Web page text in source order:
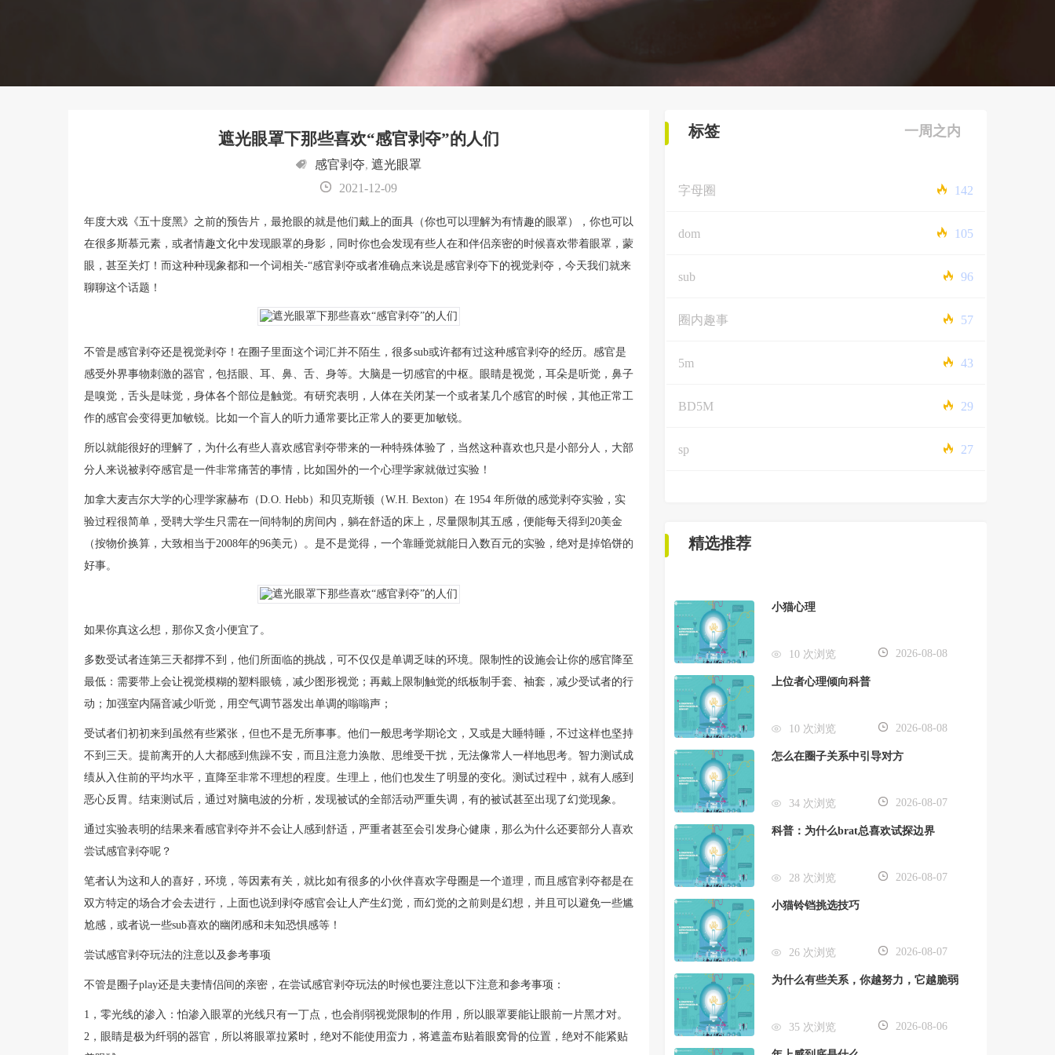
遮光眼罩下那些喜欢“感官剥夺”的人们
感官剥夺, 遮光眼罩
2021-12-09
年度大戏《五十度黑》之前的预告片，最抢眼的就是他们戴上的面具（你也可以理解为有情趣的眼罩），你也可以
在很多斯慕元素，或者情趣文化中发现眼罩的身影，同时你也会发现有些人在和伴侣亲密的时候喜欢带着眼罩，蒙
眼，甚至关灯！而这种种现象都和一个词相关-“感官剥夺或者准确点来说是感官剥夺下的视觉剥夺，今天我们就来
聊聊这个话题！
不管是感官剥夺还是视觉剥夺！在圈子里面这个词汇并不陌生，很多sub或许都有过这种感官剥夺的经历。感官是
感受外界事物刺激的器官，包括眼、耳、鼻、舌、身等。大脑是一切感官的中枢。眼睛是视觉，耳朵是听觉，鼻子
是嗅觉，舌头是味觉，身体各个部位是触觉。有研究表明，人体在关闭某一个或者某几个感官的时候，其他正常工
作的感官会变得更加敏锐。比如一个盲人的听力通常要比正常人的要更加敏锐。
所以就能很好的理解了，为什么有些人喜欢感官剥夺带来的一种特殊体验了，当然这种喜欢也只是小部分人，大部
分人来说被剥夺感官是一件非常痛苦的事情，比如国外的一个心理学家就做过实验！
加拿大麦吉尔大学的心理学家赫布（D.O. Hebb）和贝克斯顿（W.H. Bexton）在 1954 年所做的感觉剥夺实验，实
验过程很简单，受聘大学生只需在一间特制的房间内，躺在舒适的床上，尽量限制其五感，便能每天得到20美金
（按物价换算，大致相当于2008年的96美元）。是不是觉得，一个靠睡觉就能日入数百元的实验，绝对是掉馅饼的
好事。
如果你真这么想，那你又贪小便宜了。
多数受试者连第三天都撑不到，他们所面临的挑战，可不仅仅是单调乏味的环境。限制性的设施会让你的感官降至
最低：需要带上会让视觉模糊的塑料眼镜，减少图形视觉；再戴上限制触觉的纸板制手套、袖套，减少受试者的行
动；加强室内隔音减少听觉，用空气调节器发出单调的嗡嗡声；
受试者们初初来到虽然有些紧张，但也不是无所事事。他们一般思考学期论文，又或是大睡特睡，不过这样也坚持
不到三天。提前离开的人大都感到焦躁不安，而且注意力涣散、思维受干扰，无法像常人一样地思考。智力测试成
绩从入住前的平均水平，直降至非常不理想的程度。生理上，他们也发生了明显的变化。测试过程中，就有人感到
恶心反胃。结束测试后，通过对脑电波的分析，发现被试的全部活动严重失调，有的被试甚至出现了幻觉现象。
通过实验表明的结果来看感官剥夺并不会让人感到舒适，严重者甚至会引发身心健康，那么为什么还要部分人喜欢
尝试感官剥夺呢？
笔者认为这和人的喜好，环境，等因素有关，就比如有很多的小伙伴喜欢字母圈是一个道理，而且感官剥夺都是在
双方特定的场合才会去进行，上面也说到剥夺感官会让人产生幻觉，而幻觉的之前则是幻想，并且可以避免一些尴
尬感，或者说一些sub喜欢的幽闭感和未知恐惧感等！
尝试感官剥夺玩法的注意以及参考事项
不管是圈子play还是夫妻情侣间的亲密，在尝试感官剥夺玩法的时候也要注意以下注意和参考事项：
1，零光线的渗入：怕渗入眼罩的光线只有一丁点，也会削弱视觉限制的作用，所以眼罩要能让眼前一片黑才对。
2，眼睛是极为纤弱的器官，所以将眼罩拉紧时，绝对不能使用蛮力，将遮盖布贴着眼窝骨的位置，绝对不能紧贴
标签 一周之内
字母圈 142
dom 105
sub 96
圈内趣事 57
5m 43
BD5M 29
sp 27
精选推荐
小猫心理
10 次浏览 2026-08-08
上位者心理倾向科普
10 次浏览 2026-08-08
怎么在圈子关系中引导对方
34 次浏览 2026-08-07
科普：为什么brat总喜欢试探边界
28 次浏览 2026-08-07
小猫铃铛挑选技巧
26 次浏览 2026-08-07
为什么有些关系，你越努力，它越脆弱
35 次浏览 2026-08-06